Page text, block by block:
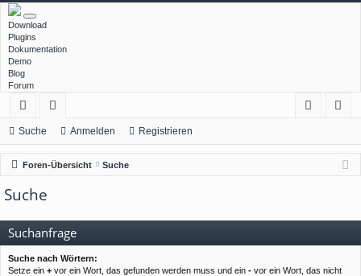
Download
Plugins
Dokumentation
Demo
Blog
Forum
ch
ne
llz
ug
rif
f
en
m
el
ist
rie
Suche Anmelden Registrieren
Foren-Übersicht Suche
Suche
Suchanfrage
Suche nach Wörtern:
Setze ein + vor ein Wort, das gefunden werden muss und ein - vor ein Wort, das nicht